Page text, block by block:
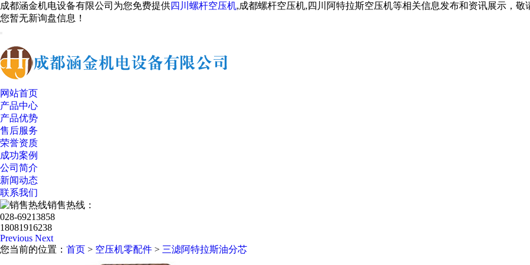
成都涵金机电设备有限公司为您免费提供四川螺杆空压机,成都螺杆空压机,四川阿特拉斯空压机等相关信息发布和资讯展示，敬
您暂无新询盘信息！
网站首页
产品中心
产品优势
售后服务
荣誉资质
成功案例
公司简介
新闻动态
联系我们
销售热线：
028-69213858
18081916238
Previous Next
您当前的位置： 首页 > 空压机零配件 > 三滤阿特拉斯油分芯